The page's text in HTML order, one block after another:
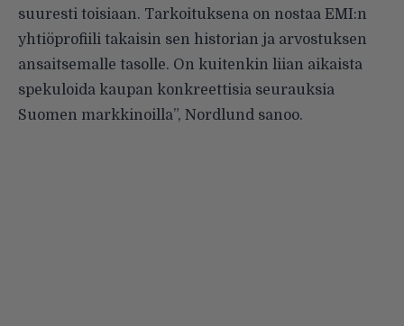
suuresti toisiaan. Tarkoituksena on nostaa EMI:n
yhtiöprofiili takaisin sen historian ja arvostuksen
ansaitsemalle tasolle. On kuitenkin liian aikaista
spekuloida kaupan konkreettisia seurauksia
Suomen markkinoilla”, Nordlund sanoo.